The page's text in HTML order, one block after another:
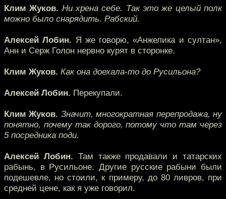
Клим Жуков. Ни хрена себе. Так это же целый полк
можно было снарядить. Рабский.
Алексей Лобин. Я же говорю, «Анжелика и султан»,
Анн и Серж Голон нервно курят в сторонке.
Клим Жуков. Как она доехала-то до Русильона?
Алексей Лобин. Перекупали.
Клим Жуков. Значит, многократная перепродажа, ну
понятно, почему так дорого, потому что там через
5 посредника поди.
Алексей Лобин. Там также продавали и татарских
рабынь, в Русильоне. Другие русские рабыни были
подешевле, но стоили, к примеру, до 80 ливров, при
средней цене, как я уже говорил.